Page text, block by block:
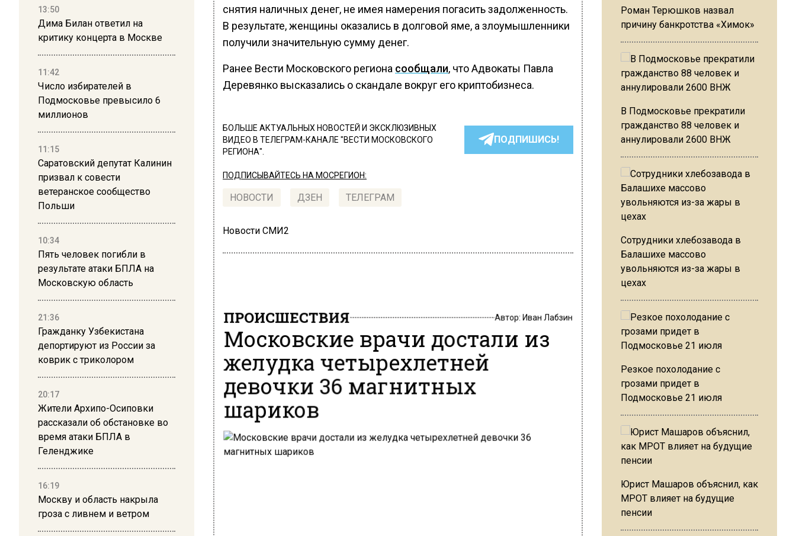
13:50
Дима Билан ответил на
критику концерта в Москве
11:42
Число избирателей в
Подмосковье превысило 6
миллионов
11:15
Саратовский депутат Калинин
призвал к совести
ветеранское сообщество
Польши
10:34
Пять человек погибли в
результате атаки БПЛА на
Московскую область
21:36
Гражданку Узбекистана
депортируют из России за
коврик с триколором
20:17
Жители Архипо-Осиповки
рассказали об обстановке во
время атаки БПЛА в
Геленджике
16:19
Москву и область накрыла
гроза с ливнем и ветром
снятия наличных денег, не имея намерения погасить задолженность.
В результате, женщины оказались в долговой яме, а злоумышленники
получили значительную сумму денег.
Ранее Вести Московского региона сообщали, что Адвокаты Павла
Деревянко высказались о скандале вокруг его криптобизнеса.
БОЛЬШЕ АКТУАЛЬНЫХ НОВОСТЕЙ И ЭКСКЛЮЗИВНЫХ
ВИДЕО В ТЕЛЕГРАМ-КАНАЛЕ "ВЕСТИ МОСКОВСКОГО
РЕГИОНА".
ПОДПИШИСЬ!
ПОДПИСЫВАЙТЕСЬ НА МОСРЕГИОН:
НОВОСТИ ДЗЕН ТЕЛЕГРАМ
Новости СМИ2
ПРОИСШЕСТВИЯ Автор:Иван Лабзин
Московские врачи достали из
желудка четырехлетней
девочки 36 магнитных
шариков
Роман Терюшков назвал
причину банкротства «Химок»
В Подмосковье прекратили
гражданство 88 человек и
аннулировали 2600 ВНЖ
Сотрудники хлебозавода в
Балашихе массово
увольняются из-за жары в
цехах
Резкое похолодание с
грозами придет в
Подмосковье 21 июля
Юрист Машаров объяснил, как
МРОТ влияет на будущие
пенсии